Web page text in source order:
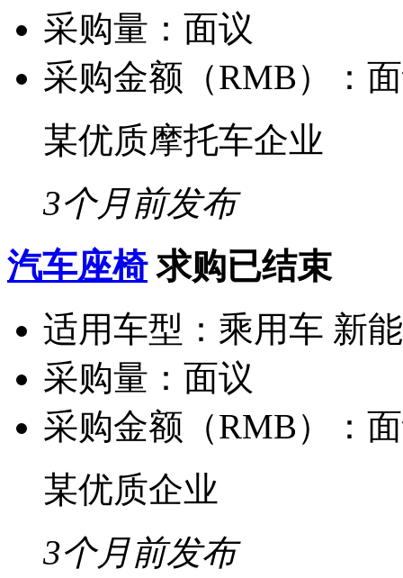
采购量： 面议
采购金额（RMB）：
某优质摩托车企业
3个月前发布
汽车座椅 求购已结束
适用车型： 乘用车 新
采购量： 面议
采购金额（RMB）：
某优质企业
3个月前发布